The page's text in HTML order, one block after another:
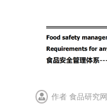
作者食品研究网